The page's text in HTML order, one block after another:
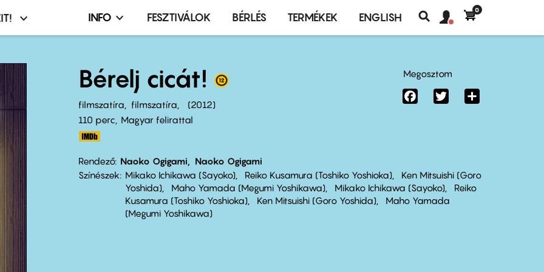
Infó,
terembérlés
menü
INFO FESZTIVÁLOK BÉRLÉS TERMÉKEK ENGLISH
Keresés
fiók
Felhasználói
0
Bérelj cicát!
filmszatíra filmszatíra
2012
110 perc,
Magyar felirattal
Rendező Naoko Ogigami
Naoko Ogigami
Színészek
Mikako Ichikawa (Sayoko) Reiko Kusamura (Toshiko Yoshioka)
Ken Mitsuishi (Goro
Yoshida)
Maho Yamada (Megumi Yoshikawa) Mikako Ichikawa (Sayoko)
Reiko
Kusamura (Toshiko Yoshioka)
Ken Mitsuishi (Goro Yoshida)
Maho Yamada
(Megumi Yoshikawa)
Megosztom
FacebookTwitter